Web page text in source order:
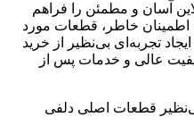
آسان و مطمئن را فراهم
اطمینان خاطر، قطعات مورد
تجربه‌ای بی‌نظیر از خرید
عالی و خدمات پس از
بی‌نظیر قطعات اصلی دلفی